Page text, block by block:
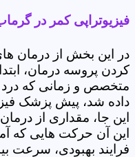
فیزیوتراپی کمر در
در این بخش از درمان
کردن پروسه درمان،
متخصص و زمانی که درد
داده شد، پیش پزشک
این جا، مقداری از
این آن حرکت هایی که
فرایند بهبودی، سرعت